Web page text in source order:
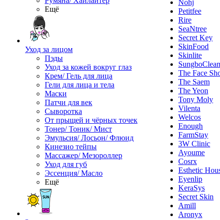
Ещё
Уход за лицом
Пэды
Уход за кожей вокруг глаз
Крем/ Гель для лица
Гели для лица и тела
Маски
Патчи для век
Сыворотка
От прыщей и чёрных точек
Тонер/ Тоник/ Мист
Эмульсия/ Лосьон/ Флюид
Кинезио тейпы
Массажер/ Мезороллер
Уход для губ
Эссенция/ Масло
Ещё
Nohj
Petitfee
Rire
SeaNtree
Secret Key
SkinFood
Skinlite
The Face
The Saem
The Yeon
Tony Moly
Vilenta
Welcos
Enough
FarmStay
3W Clinic
Ayoume
Cosrx
Esthetic
Eyenlip
KeraSys
Secret Skin
Amill
Aronyx